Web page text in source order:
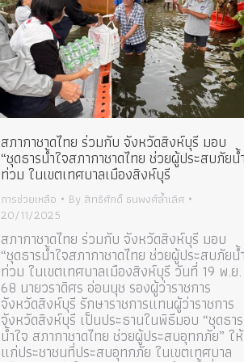
สภากาชาดไทย ร่วมกับ จังหวัดสิงห์บุรี มอบ
“ชุดธารน้ำใจสภากาชาดไทย ช่วยผู้ประสบภัยน้
ท่วม ในเขตเทศบาลเมืองสิงห์บุรี
การช่วยเหลือ By สิทธิศักดิ์ ธนพงศ์ล้ำเลิศ
20/11/2025
สภากาชาดไทย ร่วมกับ จังหวัดสิงห์บุรี มอบ
“ชุดธารน้ำใจสภากาชาดไทย ช่วยผู้ประสบภัยน้
ท่วม ในเขตเทศบาลเมืองสิงห์บุรี วันที่ 19 พ.ย.
68 นายวราดิศร อ่อนนุช รองผู้ว่าราชการ
จังหวัดสิงห์บุรี รักษาราชการแทนผู้ว่าราชการ
จังหวัดสิงห์บุรี เป็นประธานในพิธีมอบ “ชุดธาร
น้ำใจ สภากาชาดไทย ช่วยผู้ประสบอุทกภัย” ให้
แก่ประชาชนที่ประสบอุทกภัย ในเขตเทศบาล